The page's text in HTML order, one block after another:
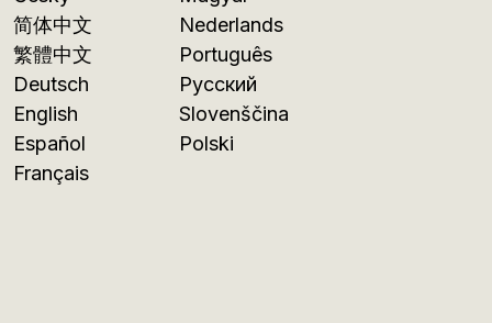
简体中文
繁體中文
Deutsch
English
Español
Français
Nederlands
Português
Русский
Slovenščina
Polski